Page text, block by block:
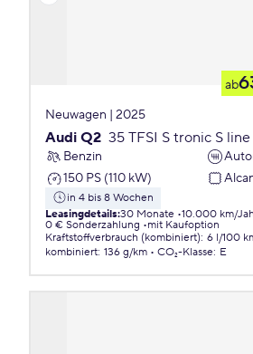
ab
Neuwagen | 2025
Audi Q2 35 TFSI S tronic S line
Benzin
150 PS (110 kW)
in 4 bis 8 Wochen
Leasingdetails:30 Monate 10.000 km/
0 € Sonderzahlung
mit Kaufoption
Kraftstoffverbrauch (kombiniert): 6 l/100
kombiniert: 136 g/km CO₂-Klasse: E